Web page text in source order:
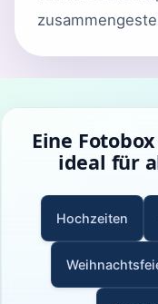
Eine
ideal für
Hochzeiten